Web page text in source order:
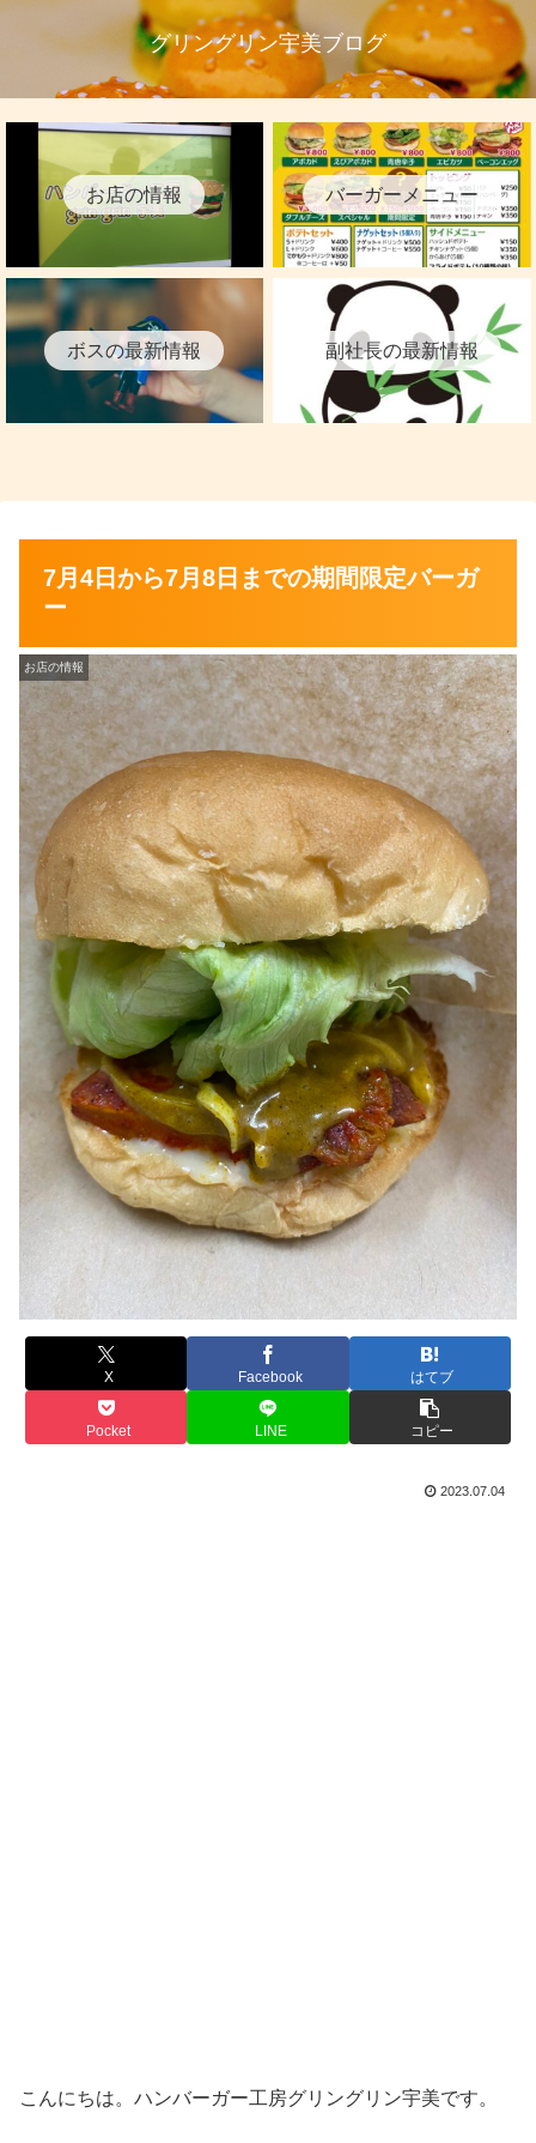
グリングリン宇美ブログ
お店の情報 バーガーメニュー
ボスの最新情報 副社長の最新情報
7月4日から7月8日までの期間限定バーガ
ー
お店の情報
X Facebook はてブ
Pocket LINE コピー
2023.07.04
こんにちは。ハンバーガー工房グリングリン宇美です。